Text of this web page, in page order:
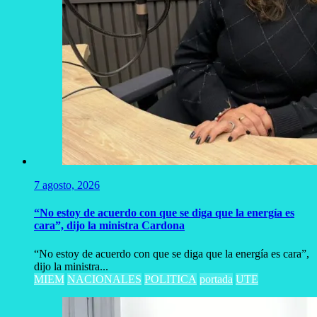
7 agosto, 2026
“No estoy de acuerdo con que se diga que la energía es
cara”, dijo la ministra Cardona
“No estoy de acuerdo con que se diga que la energía es cara”,
dijo la ministra...
MIEM NACIONALES POLITICA portada UTE